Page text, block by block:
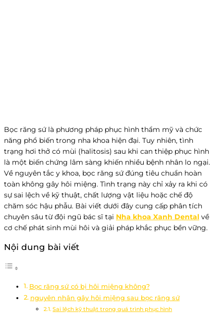
Bọc răng sứ là phương pháp phục hình thẩm mỹ và chức
năng phổ biến trong nha khoa hiện đại. Tuy nhiên, tình
trạng hơi thở có mùi (halitosis) sau khi can thiệp phục hình
là một biến chứng lâm sàng khiến nhiều bệnh nhân lo ngại.
Về nguyên tắc y khoa, bọc răng sứ đúng tiêu chuẩn hoàn
toàn không gây hôi miệng. Tình trạng này chỉ xảy ra khi có
sự sai lệch về kỹ thuật, chất lượng vật liệu hoặc chế độ
chăm sóc hậu phẫu. Bài viết dưới đây cung cấp phân tích
chuyên sâu từ đội ngũ bác sĩ tại Nha khoa Xanh Dental về
cơ chế phát sinh mùi hôi và giải pháp khắc phục bền vững.
Nội dung bài viết
Bọc răng sứ có bị hôi miệng không?
nguyên nhân gây hôi miệng sau bọc răng sứ
Sai lệch kỹ thuật trong quá trình phục hình